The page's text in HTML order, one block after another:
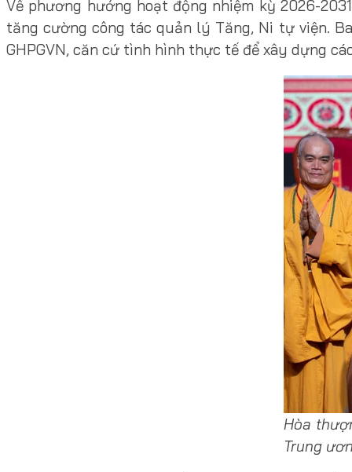
Về phương hướng hoạt động nhiệm kỳ 2026-
tăng cường công tác quản lý Tăng, Ni tự viện.
GHPGVN, căn cứ tình hình thực tế để xây dựng
Hòa
Trung